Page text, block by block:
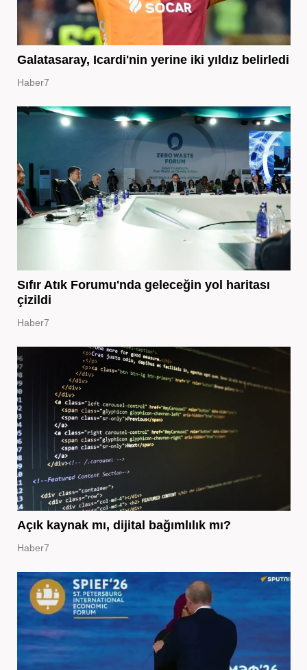
Galatasaray, Icardi'nin yerine iki yıldız belirledi
Haber7
Sıfır Atık Forumu'nda geleceğin yol haritası
çizildi
Haber7
Açık kaynak mı, dijital bağımlılık mı?
Haber7